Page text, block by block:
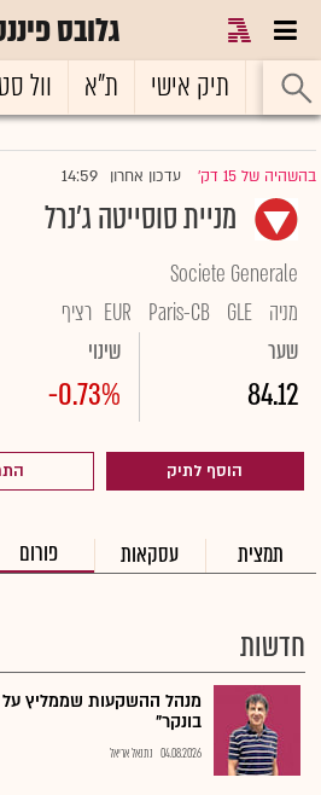
גלובס
ראשי תיק אישי ת"א וול
בהשהיה של 15 דק' |עדכון אחרון 14:59
מניית סוסייטה ג'נרל
Societe Generale
מניה GLE
Paris-CB
EUR רציף
שער
84.12
שינוי
-0.73%
הוסף לתיק
תמצית עסקאות פורום
חדשות
מנהל ההשקעות שממליץ על
בונקר"
04.08.2026 נתנאל אריאל